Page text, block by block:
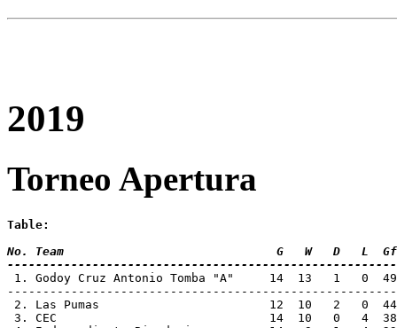
2019
Torneo Apertura
Table:
No. Team 			      G   W   D
1. Godoy Cruz Antonio Tomba "A"     14  13   1   0
2. Las Pumas			     12  10   2
3. CEC				     14  10   0   4